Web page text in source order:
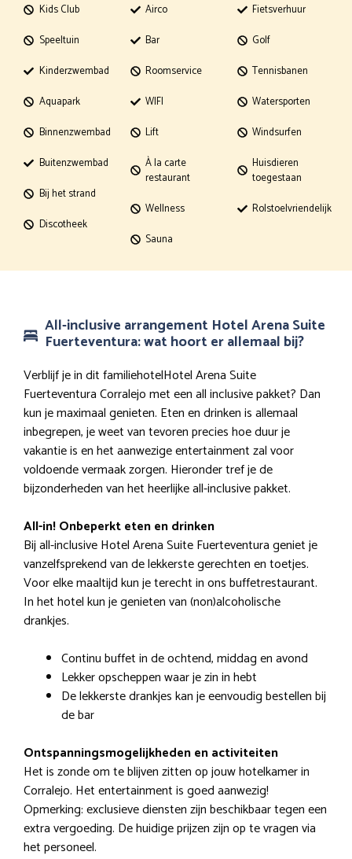
Kids Club
Speeltuin
Kinderzwembad
Aquapark
Binnenzwembad
Buitenzwembad
Bij het strand
Discotheek
Airco
Bar
Roomservice
WIFI
Lift
À la carte
restaurant
Wellness
Sauna
Fietsverhuur
Golf
Tennisbanen
Watersporten
Windsurfen
Huisdieren
toegestaan
Rolstoelvriendelijk
All-inclusive arrangement Hotel Arena Suite
Fuerteventura: wat hoort er allemaal bij?
Verblijf je in dit familiehotelHotel Arena Suite
Fuerteventura Corralejo met een all inclusive pakket? Dan
kun je maximaal genieten. Eten en drinken is allemaal
inbegrepen, je weet van tevoren precies hoe duur je
vakantie is en het aanwezige entertainment zal voor
voldoende vermaak zorgen. Hieronder tref je de
bijzonderheden van het heerlijke all-inclusive pakket.
All-in! Onbeperkt eten en drinken
Bij all-inclusive Hotel Arena Suite Fuerteventura geniet je
vanzelfsprekend van de lekkerste gerechten en toetjes.
Voor elke maaltijd kun je terecht in ons buffetrestaurant.
In het hotel kun je genieten van (non)alcoholische
drankjes.
Continu buffet in de ochtend, middag en avond
Lekker opscheppen waar je zin in hebt
De lekkerste drankjes kan je eenvoudig bestellen bij
de bar
Ontspanningsmogelijkheden en activiteiten
Het is zonde om te blijven zitten op jouw hotelkamer in
Corralejo. Het entertainment is goed aanwezig!
Opmerking: exclusieve diensten zijn beschikbaar tegen een
extra vergoeding. De huidige prijzen zijn op te vragen via
het personeel.